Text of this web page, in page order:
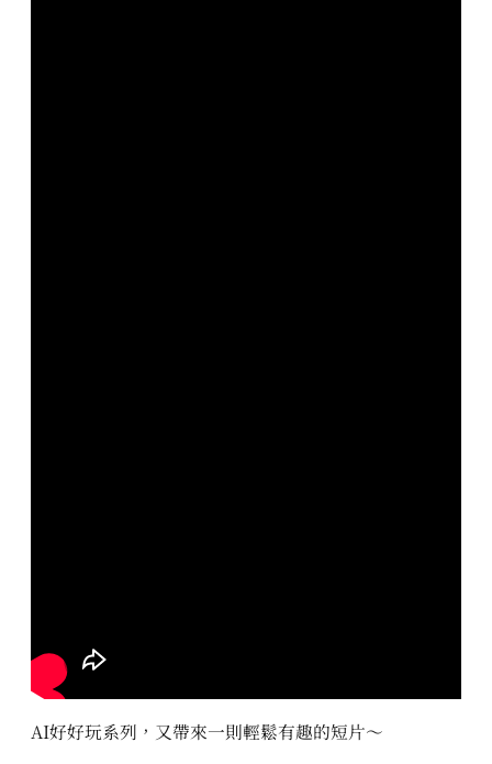
AI好好玩系列，又帶來一則輕鬆有趣的短片～